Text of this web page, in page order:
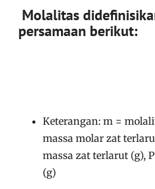
Molalitas
persamaan berikut:
Keterangan: m =
massa molar zat
massa zat terlarut (g),
(g)